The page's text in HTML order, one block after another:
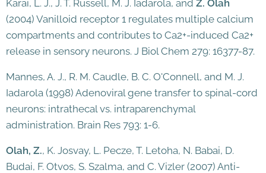
Karai, L. J., J. T. Russell, M. J. Iadarola, and Z. Olah
(2004) Vanilloid receptor 1 regulates multiple calcium
compartments and contributes to Ca2+-induced Ca2+
release in sensory neurons. J Biol Chem 279: 16377-87.
Mannes, A. J., R. M. Caudle, B. C. O'Connell, and M. J.
Iadarola (1998) Adenoviral gene transfer to spinal-cord
neurons: intrathecal vs. intraparenchymal
administration. Brain Res 793: 1-6.
Olah, Z., K. Josvay, L. Pecze, T. Letoha, N. Babai, D.
Budai, F. Otvos, S. Szalma, and C. Vizler (2007) Anti-